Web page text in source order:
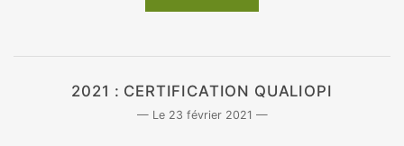
2021 : CERTIFICATION QUALIOPI
23 février 2021